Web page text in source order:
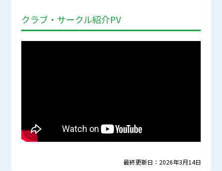
クラブ・サークル紹介PV
最終更新日：2026年3月14日